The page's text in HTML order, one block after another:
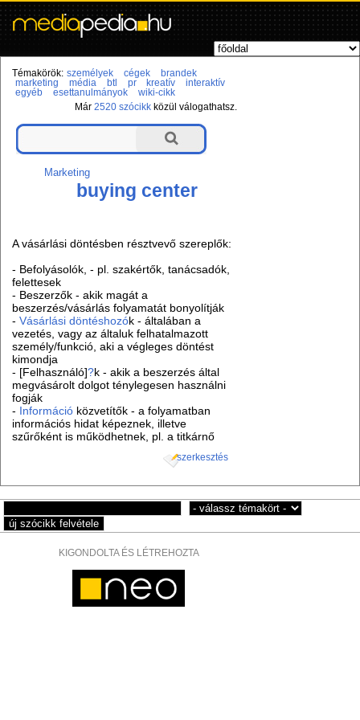
Témakörök: személyek cégek
brandek
marketing
média btl pr kreatív
interaktív
egyéb
esettanulmányok
wiki-cikk
Már2520 szócikk közül válogathatsz.
Marketing
buying center
A vásárlási döntésben résztvevő szereplők:
- Befolyásolók, - pl. szakértők, tanácsadók,
felettesek
- Beszerzők - akik magát a
beszerzés/vásárlás folyamatát bonyolítják
-Vásárlási döntéshozók - általában a
vezetés, vagy az általuk felhatalmazott
személy/funkció, aki a végleges döntést
kimondja
- [Felhasználó]?k - akik a beszerzés által
megvásárolt dolgot ténylegesen használni
fogják
- Információ közvetítők - a folyamatban
információs hidat képeznek, illetve
szűrőként is működhetnek, pl. a titkárnő
szerkesztés
KIGONDOLTA ÉS LÉTREHOZTA